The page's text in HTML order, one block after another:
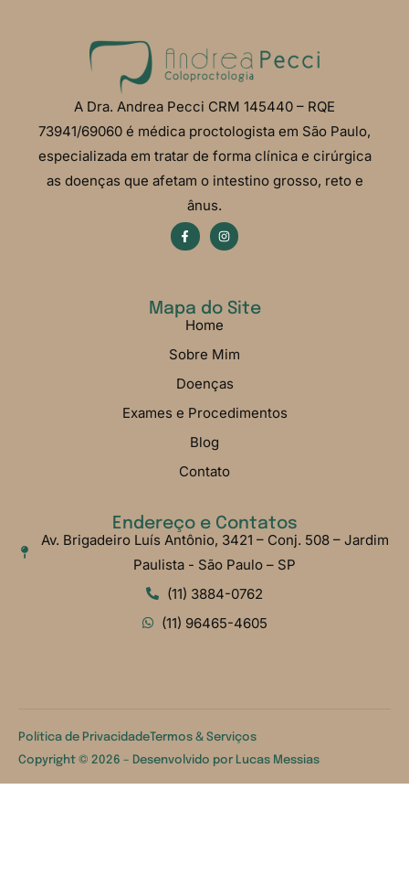
A Dra. Andrea Pecci CRM 145440 – RQE
73941/69060 é médica proctologista em São Paulo,
especializada em tratar de forma clínica e cirúrgica
as doenças que afetam o intestino grosso, reto e
ânus.
Mapa do Site
Home
Sobre Mim
Doenças
Exames e Procedimentos
Blog
Contato
Endereço e Contatos
Av. Brigadeiro Luís Antônio, 3421 – Conj. 508 – Jardim
Paulista - São Paulo – SP
(11) 3884-0762
(11) 96465-4605
Copyright © 2026 – Desenvolvido por Lucas Messias
Política de PrivacidadeTermos & Serviços